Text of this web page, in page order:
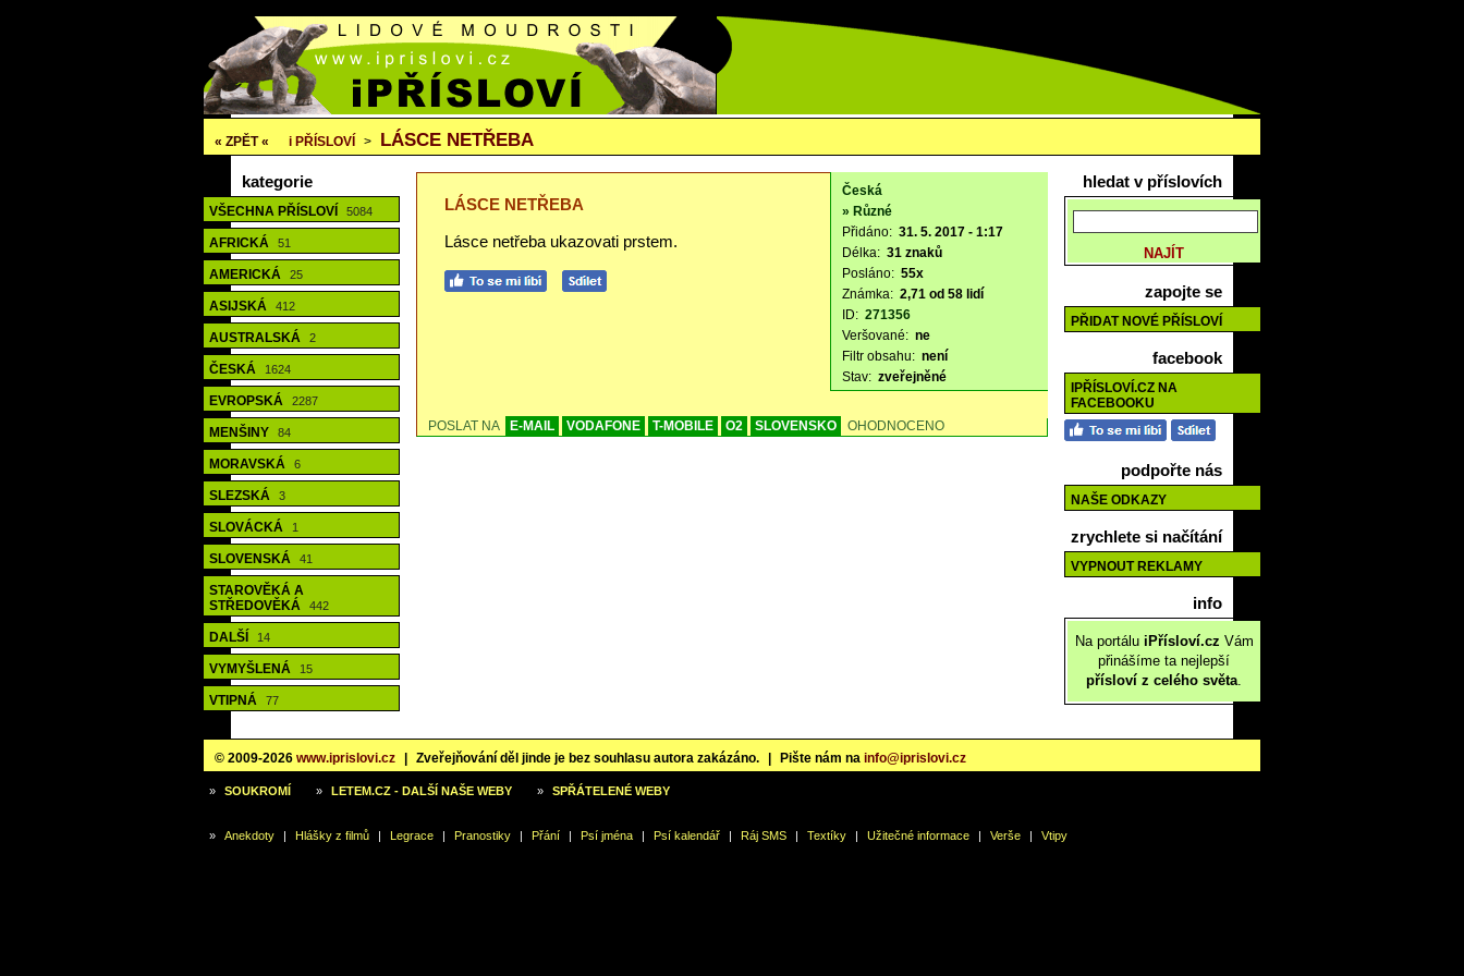
« ZPĚT « i PŘÍSLOVÍ > LÁSCE NETŘEBA
kategorie
VŠECHNA PŘÍSLOVÍ 5084
AFRICKÁ 51
AMERICKÁ 25
ASIJSKÁ 412
AUSTRALSKÁ 2
ČESKÁ 1624
EVROPSKÁ 2287
MENŠINY 84
MORAVSKÁ 6
SLEZSKÁ 3
SLOVÁCKÁ 1
SLOVENSKÁ 41
STAROVĚKÁ A
STŘEDOVĚKÁ
442
DALŠÍ 14
VYMYŠLENÁ 15
VTIPNÁ 77
LÁSCE NETŘEBA
Lásce netřeba ukazovati prstem.
Česká
» Různé
Přidáno: 31. 5. 2017 - 1:17
Délka: 31 znaků
Posláno: 55x
Známka: 2,71 od 58 lidí
ID: 271356
Veršované: ne
Filtr obsahu: není
Stav: zveřejněné
POSLAT NA E-MAIL VODAFONE T-MOBILE O2 SLOVENSKO OHODNOCENO
hledat v příslovích
zapojte se
PŘIDAT NOVÉ PŘÍSLOVÍ
facebook
IPŘÍSLOVÍ.CZ NA
FACEBOOKU
podpořte nás
NAŠE ODKAZY
zrychlete si načítání
VYPNOUT REKLAMY
info
Na portálu iPřísloví.cz Vám
přinášíme ta nejlepší
přísloví z celého světa.
© 2009-2026 www.iprislovi.cz Zveřejňování děl jinde je bez souhlasu autora zakázáno. Pište nám na info@iprislovi.cz
» SOUKROMÍ » LETEM.CZ - DALŠÍ NAŠE WEBY » SPŘÁTELENÉ WEBY
» Anekdoty | Hlášky z filmů | Legrace | Pranostiky | Přání | Psí jména | Psí kalendář | Ráj SMS | Textíky | Užitečné informace | Verše | Vtipy